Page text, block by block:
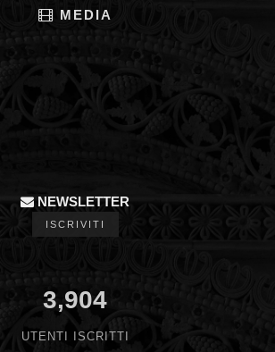
MEDIA
NEWSLETTER
ISCRIVITI
3,904
UTENTI ISCRITTI